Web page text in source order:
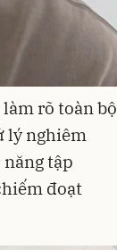
rõ toàn bộ
lý nghiêm
tập
đoạt